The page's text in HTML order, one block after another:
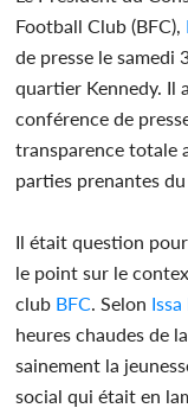
Football Club (BFC),
de presse le samedi
quartier Kennedy. Il
conférence de
transparence totale
parties prenantes du
Il était question
le point sur le
club BFC . Selon
heures chaudes de
sainement la
social qui était en